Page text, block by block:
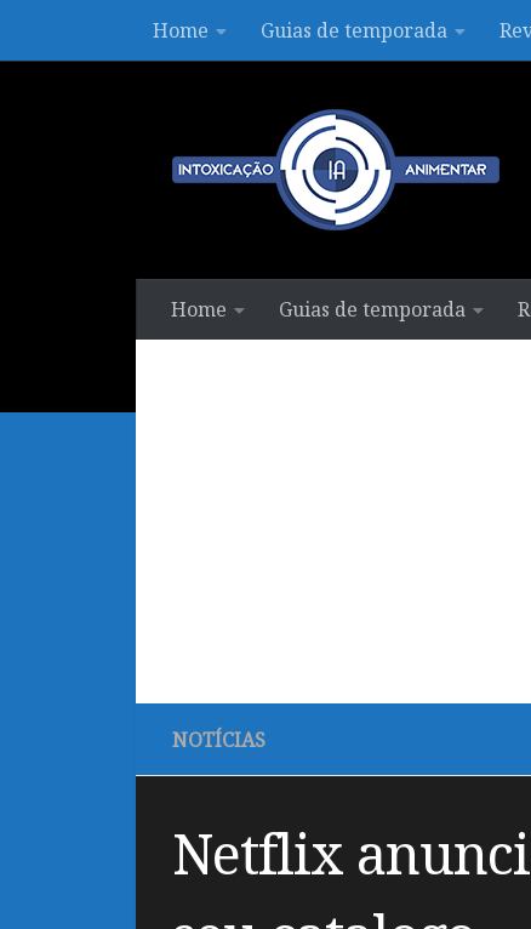
Skip to contentHome Guias de temporada
Home Guias de temporada
NOTÍCIAS
Netflix